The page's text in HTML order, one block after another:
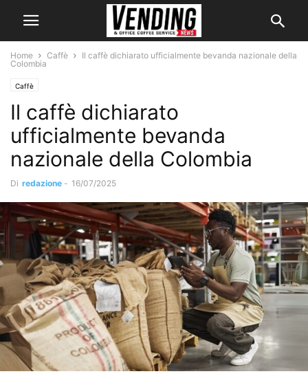
Home Caffè
Il caffè dichiarato ufficialmente bevanda nazionale della
Colombia
Caffè
Il caffè dichiarato
ufficialmente bevanda
nazionale della Colombia
Di redazione - 16/07/2025